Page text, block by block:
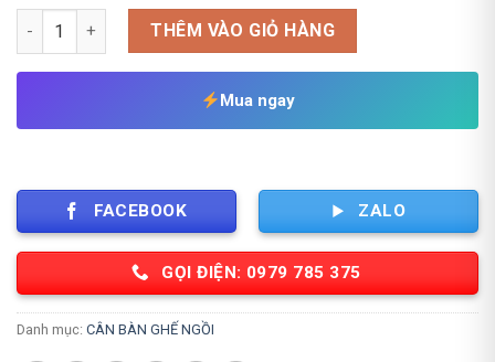
Cân ghế điện tử XK3190 T7E 200kg số lượng
THÊM VÀO GIỎ HÀNG
Mua ngay
FACEBOOK ZALO
GỌI ĐIỆN: 0979 785 375
Danh mục: CÂN BÀN GHẾ NGỒI